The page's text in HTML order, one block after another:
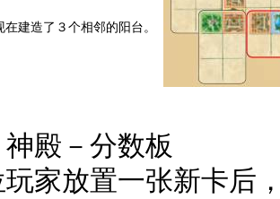
建造了３个相邻的阳台。
殿－分数板
玩家放置一张新卡后